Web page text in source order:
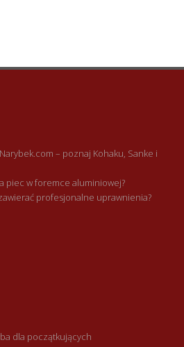
– poznaj Kohaku, Sanke i
piec w foremce aluminiowej?
profesjonalne uprawnienia?
dla początkujących